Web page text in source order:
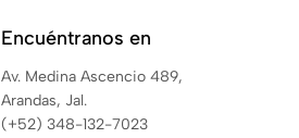
Encuéntranos en
Av. Medina Ascencio 489,
Arandas, Jal.
(+52) 348-132-7023